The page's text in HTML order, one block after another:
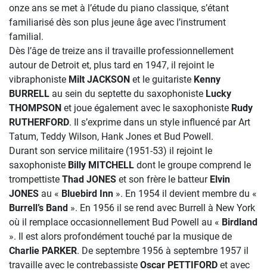
onze ans se met à l’étude du piano classique, s’étant
familiarisé dès son plus jeune âge avec l’instrument
familial.
Dès l’âge de treize ans il travaille professionnellement
autour de Detroit et, plus tard en 1947, il rejoint le
vibraphoniste Milt JACKSON et le guitariste Kenny
BURRELL au sein du septette du saxophoniste Lucky
THOMPSON et joue également avec le saxophoniste Rudy
RUTHERFORD. Il s’exprime dans un style influencé par Art
Tatum, Teddy Wilson, Hank Jones et Bud Powell.
Durant son service militaire (1951-53) il rejoint le
saxophoniste Billy MITCHELL dont le groupe comprend le
trompettiste Thad JONES et son frère le batteur Elvin
JONES au « Bluebird Inn ». En 1954 il devient membre du «
Burrell’s Band ». En 1956 il se rend avec Burrell à New York
où il remplace occasionnellement Bud Powell au « Birdland
». Il est alors profondément touché par la musique de
Charlie PARKER. De septembre 1956 à septembre 1957 il
travaille avec le contrebassiste Oscar PETTIFORD et avec